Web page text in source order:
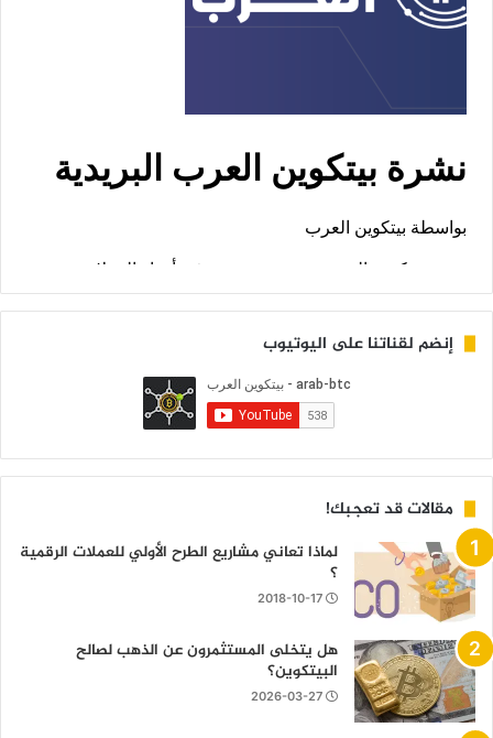
إنضم لقناتنا على اليوتيوب
مقالات قد تعجبك!
لماذا تعاني مشاريع الطرح الأولي للعملات الرقمية
؟
2018-10-17
هل يتخلى المستثمرون عن الذهب لصالح
البيتكوين؟
2026-03-27